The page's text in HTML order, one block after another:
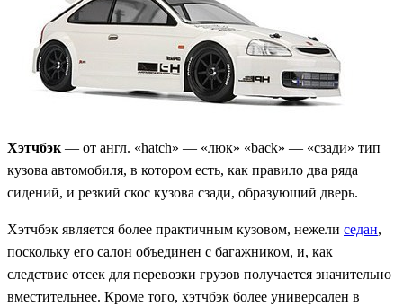
Хэтчбэк — от англ. «hatch» — «люк» «back» — «сзади» тип
кузова автомобиля, в котором есть, как правило два ряда
сидений, и резкий скос кузова сзади, образующий дверь.
Хэтчбэк является более практичным кузовом, нежели седан,
поскольку его салон объединен с багажником, и, как
следствие отсек для перевозки грузов получается значительно
вместительнее. Кроме того, хэтчбэк более универсален в